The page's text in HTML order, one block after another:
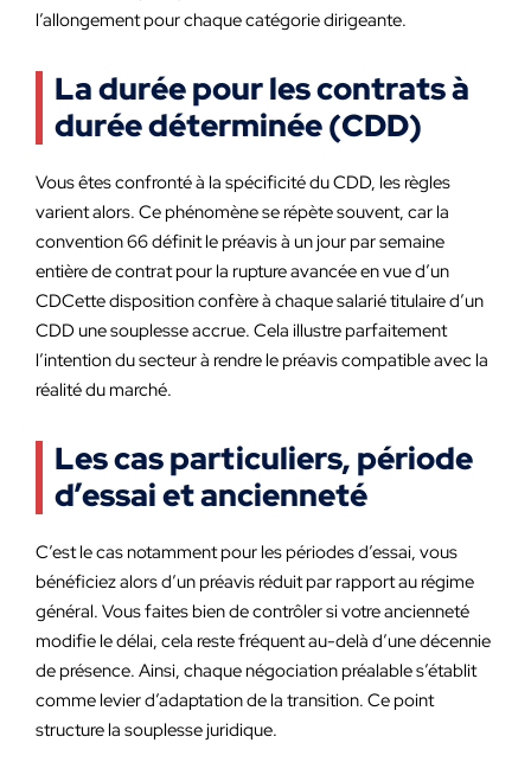
l’allongement pour chaque catégorie dirigeante.
La durée pour les contrats à
durée déterminée (CDD)
Vous êtes confronté à la spécificité du CDD, les règles
varient alors. Ce phénomène se répète souvent, car la
convention 66 définit le préavis à un jour par semaine
entière de contrat pour la rupture avancée en vue d’un
CDCette disposition confère à chaque salarié titulaire d’un
CDD une souplesse accrue. Cela illustre parfaitement
l’intention du secteur à rendre le préavis compatible avec la
réalité du marché.
Les cas particuliers, période
d’essai et ancienneté
C’est le cas notamment pour les périodes d’essai, vous
bénéficiez alors d’un préavis réduit par rapport au régime
général. Vous faites bien de contrôler si votre ancienneté
modifie le délai, cela reste fréquent au-delà d’une décennie
de présence. Ainsi, chaque négociation préalable s’établit
comme levier d’adaptation de la transition. Ce point
structure la souplesse juridique.